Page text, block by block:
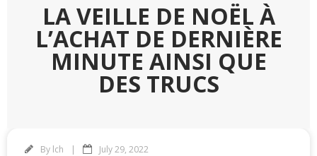
LA VEILLE DE NOËL À
L’ACHAT DE DERNIÈRE
MINUTE AINSI QUE
DES TRUCS
By lch July 29, 2022